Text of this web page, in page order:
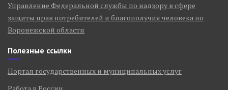
Управление Федеральной службы по надзору в сфере
защиты прав потребителей и благополучия человека по
Воронежской области
Полезные ссылки
Портал государственных и муниципальных услуг